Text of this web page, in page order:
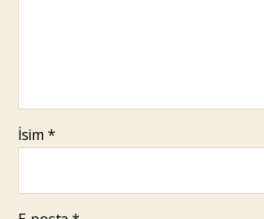
İsim *